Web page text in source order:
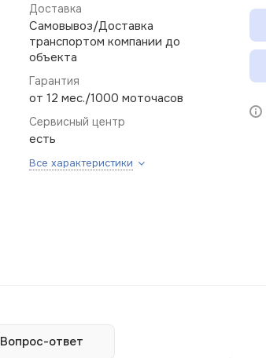
Доставка
Самовывоз/Доставка
транспортом компании до
объекта
Гарантия
от 12 мес./1000 моточасов
Сервисный центр
есть
Все характеристики
Вопрос-ответ